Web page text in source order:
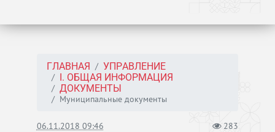
ГЛАВНАЯ
УПРАВЛЕНИЕ
I. ОБЩАЯ ИНФОРМАЦИЯ
ДОКУМЕНТЫ
Муниципальные документы
06.11.2018 09:46 283